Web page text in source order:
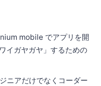
mobile でアプリを開
イガヤガヤ」するための
ニアだけでなくコーダー